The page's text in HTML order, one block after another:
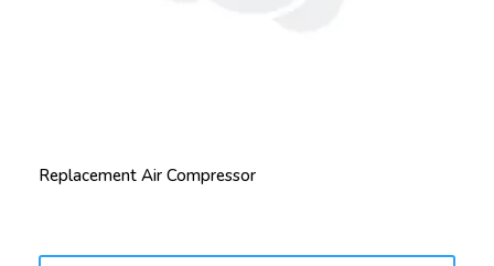
Replacement Air Compressor